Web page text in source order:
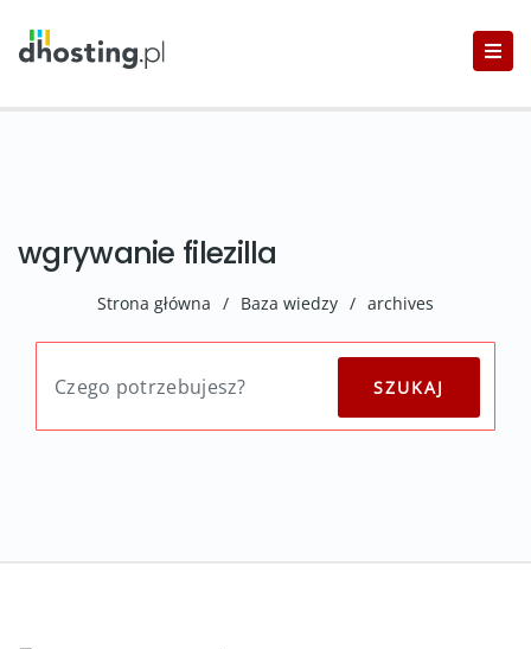
wgrywanie filezilla
Strona główna / Baza wiedzy / archives